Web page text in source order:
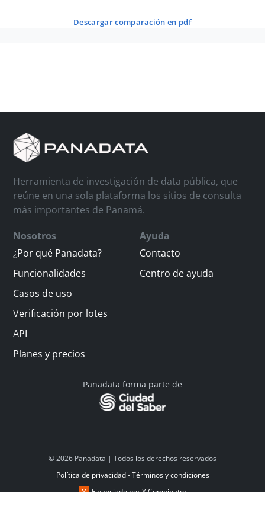
descargar comparación en pdf
Herramienta de investigación de data pública, que
reúne en una sola plataforma los sitios de consulta
más importantes de Panamá.
Nosotros
¿Por qué Panadata?
Funcionalidades
Casos de uso
Verificación por lotes
API
Planes y precios
Ayuda
Contacto
Centro de ayuda
Panadata forma parte de
© 2026 Panadata | Todos los derechos reservados
Política de privacidad - Términos y condiciones
Financiado por Y Combinator